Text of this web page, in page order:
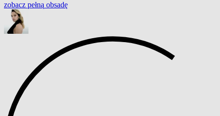
zobacz pełną obsadę